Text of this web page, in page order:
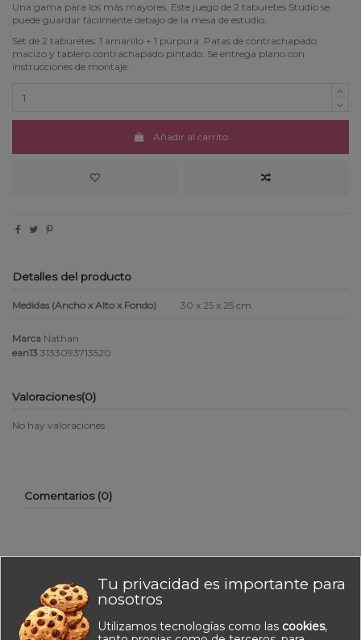
Una gama para los más mayores. Este juego de 2 taburetes Studio se
puede guardar fácilmente debajo de la mesa de estudio.
Set de 2 taburetes: 1 amarillo + 1 púrpura. Patas de contrachapado
macizo y tablero contrachapado pintado. Se entrega plano con
instrucciones de montaje.
Añadir al carrito
Detalles del producto
Medidas (Ancho x Alto x Fondo) 30 x 25 x 25 cm.
Marca Nathan
ean13 3133093713520
Valoraciones(0)
No hay valoraciones
Comentarios (0)
No hay reseñas de clientes en este momento.
Tu privacidad es importante para
nosotros
Utilizamos tecnologías como las cookies,